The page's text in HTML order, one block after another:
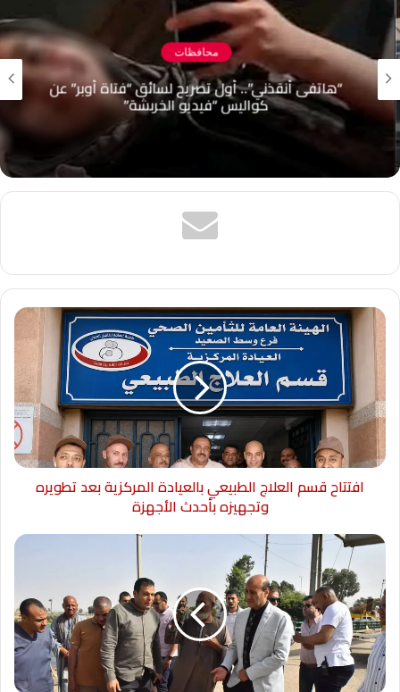
محافظات
“هاتفى أنقذني”.. أول تصريح لسائق “فتاة أوبر” عن
كواليس “فيديو الخربشة”
افتتاح قسم العلاج الطبيعي بالعيادة المركزية بعد تطويره
وتجهيزه بأحدث الأجهزة